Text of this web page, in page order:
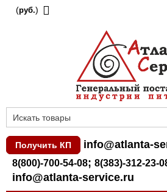
(руб.)
Получить КП info@atlanta-
8(800)-700-54-08; 8(383)-312-23-
info@atlanta-service.ru